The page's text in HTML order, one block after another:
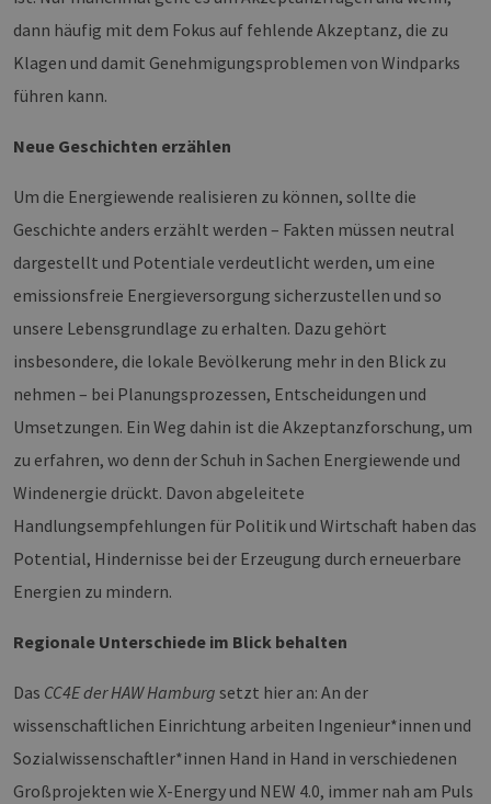
dann häufig mit dem Fokus auf fehlende Akzeptanz, die zu
Klagen und damit Genehmigungsproblemen von Windparks
führen kann.
Neue Geschichten erzählen
Um die Energiewende realisieren zu können, sollte die
Geschichte anders erzählt werden – Fakten müssen neutral
dargestellt und Potentiale verdeutlicht werden, um eine
emissionsfreie Energieversorgung sicherzustellen und so
unsere Lebensgrundlage zu erhalten. Dazu gehört
insbesondere, die lokale Bevölkerung mehr in den Blick zu
nehmen – bei Planungsprozessen, Entscheidungen und
Umsetzungen. Ein Weg dahin ist die Akzeptanzforschung, um
zu erfahren, wo denn der Schuh in Sachen Energiewende und
Windenergie drückt. Davon abgeleitete
Handlungsempfehlungen für Politik und Wirtschaft haben das
Potential, Hindernisse bei der Erzeugung durch erneuerbare
Energien zu mindern.
Regionale Unterschiede im Blick behalten
Das CC4E der HAW Hamburg setzt hier an: An der
wissenschaftlichen Einrichtung arbeiten Ingenieur*innen und
Sozialwissenschaftler*innen Hand in Hand in verschiedenen
Großprojekten wie X-Energy und NEW 4.0, immer nah am Puls